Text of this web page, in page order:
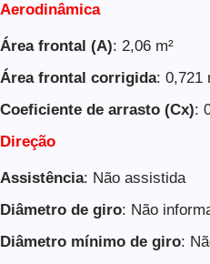
Aerodinâmica
Área frontal (A): 2,06 m²
Área frontal corrigida: 0,721
Coeficiente de arrasto (Cx):
Direção
Assistência: Não assistida
Diâmetro de giro: Não
Diâmetro mínimo de giro: